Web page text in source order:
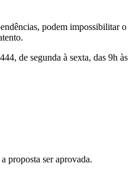
podem impossibilitar o
de segunda à sexta, das 9h às
proposta ser aprovada.